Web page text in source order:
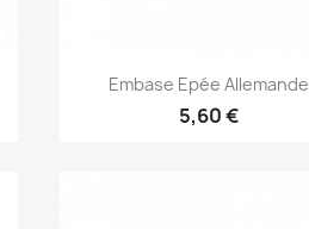
Aperçu rapide
Embase Epée Allemande
5,60 €